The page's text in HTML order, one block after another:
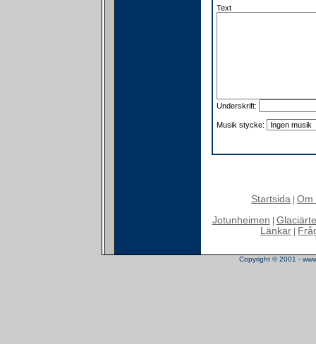
Text
Underskrift:
Musik stycke:
Startsida Om
Jotunheimen
Länkar
Copyright © 2001 -